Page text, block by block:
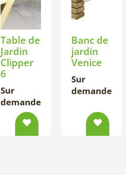
Table de
Jardin
Clipper
6
Sur
demande
Banc de
jardin
Venice
Sur
demande